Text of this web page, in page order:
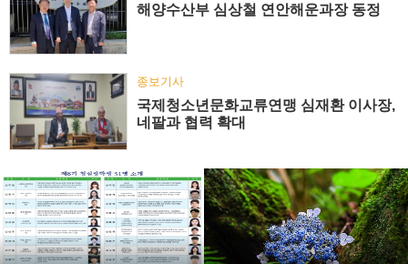
해양수산부 심상철 연안해운과장 동정
종보기사
국제청소년문화교류연맹 심재환 이사장,
네팔과 협력 확대